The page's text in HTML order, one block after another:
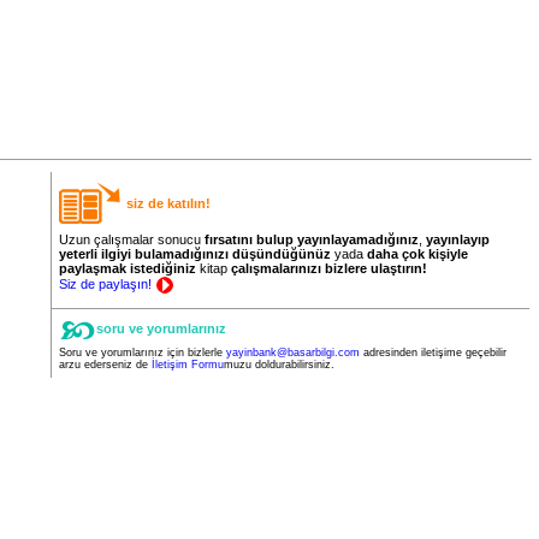
siz de katılın!
Uzun çalışmalar sonucu fırsatını bulup yayınlayamadığınız yayınlayıp
yeterli ilgiyi bulamadığınızı düşündüğünüz yada daha çok kişiyle
paylaşmak istediğiniz kitap çalışmalarınızı bizlere ulaştırın!
Siz de paylaşın!
soru ve yorumlarınız
Soru ve yorumlarınız için bizlerle yayinbank@basarbilgi.com adresinden iletişime geçebilir
arzu ederseniz de
İletişim Formumuzu doldurabilirsiniz.